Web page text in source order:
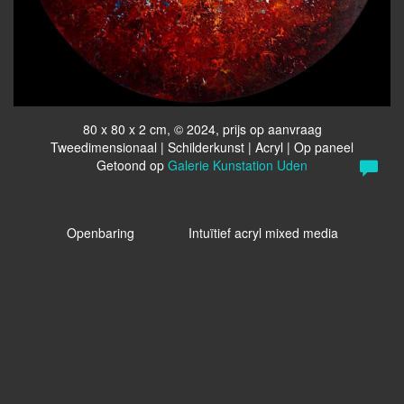
80 x 80 x 2 cm, © 2024, prijs op aanvraag
Tweedimensionaal | Schilderkunst | Acryl | Op paneel
Getoond op Galerie Kunstation Uden
Openbaring Intuïtief acryl mixed media